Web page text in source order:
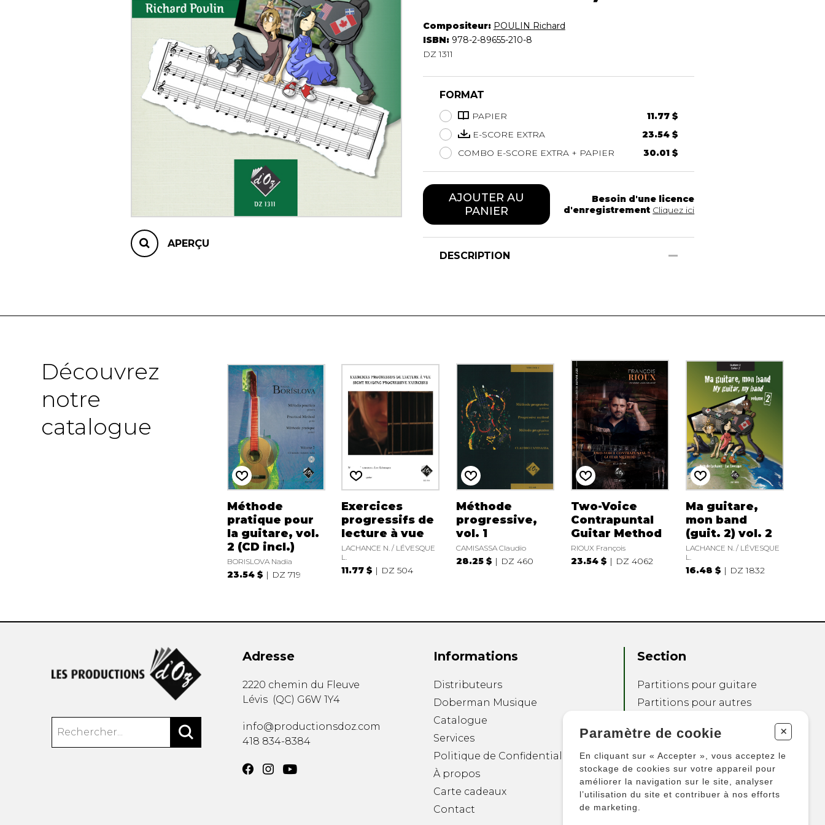
Luth
Mandoline
Orgue
Saxophone
Trombone
Trompette
Tuba
Ukulélé
Violon
Violoncelle
Voix
APERÇU
Compositeur: POULIN Richard
ISBN: 978-2-89655-210-8
DZ 1311
FORMAT
PAPIER
11.77 $
E-SCORE EXTRA
23.54 $
COMBO E-SCORE EXTRA + PAPIER
30.01 $
AJOUTER AU
PANIER
Besoin d'une licence
d'enregistrement Cliquez ici
DESCRIPTION
Découvrez
notre
catalogue
Méthode
pratique pour
la guitare, vol.
2 (CD incl.)
BORISLOVA Nadia
23.54 $ DZ 719
Exercices
progressifs de
lecture à vue
LACHANCE N. / LÉVESQUE
L.
11.77 $ DZ 504
Méthode
progressive,
vol. 1
CAMISASSA Claudio
28.25 $ DZ 460
Two-Voice
Contrapuntal
Guitar Method
RIOUX François
23.54 $ DZ 4062
Ma guitare,
mon band
(guit. 2) vol. 2
LACHANCE N. / LÉVESQUE
L.
16.48 $ DZ 1832
Adresse
2220 chemin du Fleuve
Lévis (QC) G6W 1Y4
info@productionsdoz.com
418 834-8384
Informations
Distributeurs
Doberman Musique
Catalogue
Services
Politique de Confidentialité
À propos
Carte cadeaux
Contact
Section
Partitions pour guitare
Partitions pour autres
Partitions pour
ensembles
Autres produits
Paramètre de cookie +
En cliquant sur « Accepter », vous acceptez le
stockage de cookies sur votre appareil pour
améliorer la navigation sur le site, analyser
l’utilisation du site et contribuer à nos efforts
de marketing.